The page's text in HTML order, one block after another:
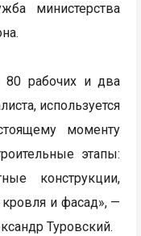
министерства
80 рабочих и два
используется
моменту
этапы:
конструкции,
и фасад», —
Туровский.